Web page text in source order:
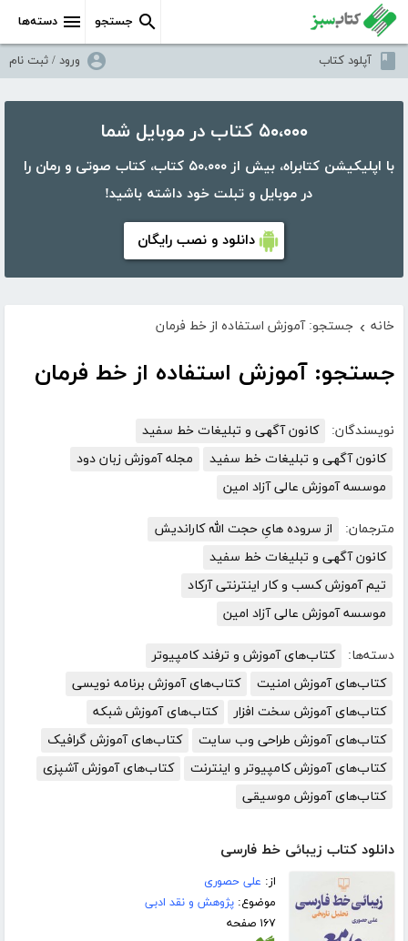
دسته‌ها جستجو
آپلود کتاب ورود / ثبت نام
۵۰،۰۰۰ کتاب در موبایل شما
با اپلیکیشن کتابراه، بیش از ۵۰،۰۰۰ کتاب، کتاب صوتی و رمان را
در موبایل و تبلت خود داشته باشید!
دانلود و نصب رایگان
خانه › جستجو: آموزش استفاده از خط فرمان
جستجو: آموزش استفاده از خط فرمان
نویسندگان:
کانون آگهی و تبلیغات خط سفید
کانون آگهی و تبلیغات خط سفید
مجله آموزش زبان دود
موسسه آموزش عالی آزاد امین
مترجمان:
از سروده هایِ حجت الله کاراندیش
کانون آگهی و تبلیغات خط سفید
تیم آموزش کسب و کار اینترنتی آرکاد
موسسه آموزش عالی آزاد امین
دسته‌ها:
کتاب‌های آموزش و ترفند کامپیوتر
کتاب‌های آموزش امنیت
کتاب‌های آموزش برنامه نویسی
کتاب‌های آموزش سخت افزار
کتاب‌های آموزش شبکه
کتاب‌های آموزش طراحی وب سایت
کتاب‌های آموزش گرافیک
کتاب‌های آموزش کامپیوتر و اینترنت
کتاب‌های آموزش آشپزی
کتاب‌های آموزش موسیقی
دانلود کتاب زیبائی خط فارسی
از: علی حصوری
موضوع:پژوهش و نقد ادبی
۱۶۷ صفحه